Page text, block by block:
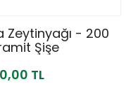
Zeytinyağı - 200
Şişe
TL